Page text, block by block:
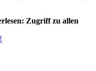
Zugriff zu allen